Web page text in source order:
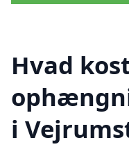
Hvad
i